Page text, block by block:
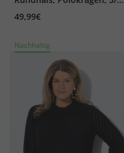
Arm
49,99€
Nachhaltig